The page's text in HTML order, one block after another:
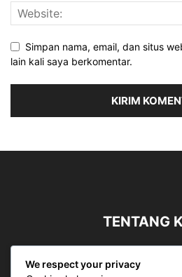
Simpan nama, email, dan situs
lain kali saya berkomentar.
TENTANG
bergerak di ruang jurnalistik,
We respect your privacy